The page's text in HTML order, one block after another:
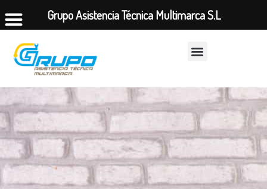
Grupo Asistencia Técnica Multimarca S.L